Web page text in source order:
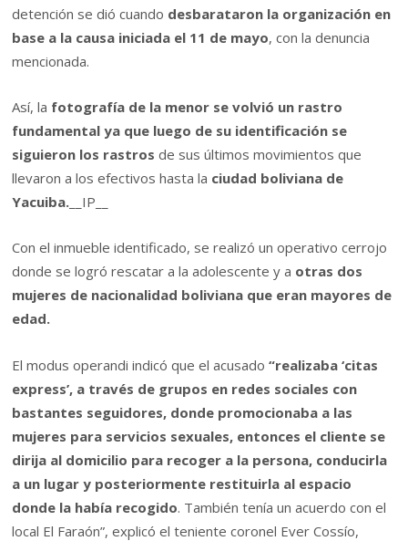
detención se dió cuando desbarataron la organización en
base a la causa iniciada el 11 de mayo, con la denuncia
mencionada.
Así, la fotografía de la menor se volvió un rastro
fundamental ya que luego de su identificación se
siguieron los rastros de sus últimos movimientos que
llevaron a los efectivos hasta la ciudad boliviana de
Yacuiba. __IP__
Con el inmueble identificado, se realizó un operativo cerrojo
donde se logró rescatar a la adolescente y a otras dos
mujeres de nacionalidad boliviana que eran mayores de
edad.
El modus operandi indicó que el acusado“realizaba ‘citas
express’, a través de grupos en redes sociales con
bastantes seguidores, donde promocionaba a las
mujeres para servicios sexuales, entonces el cliente se
dirija al domicilio para recoger a la persona, conducirla
a un lugar y posteriormente restituirla al espacio
donde la había recogido. También tenía un acuerdo con el
local El Faraón”, explicó el teniente coronel Ever Cossío,